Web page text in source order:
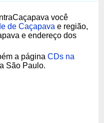
você
de Caçapava e região,
e endereço dos
a páginaCDs na
São Paulo.